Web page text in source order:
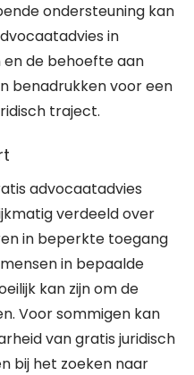
ondersteuning kan
in
de behoefte aan
benadrukken voor een
traject.
advocaatadvies
verdeeld over
in beperkte toegang
in bepaalde
kan zijn om de
Voor sommigen kan
van gratis juridisch
bij het zoeken naar